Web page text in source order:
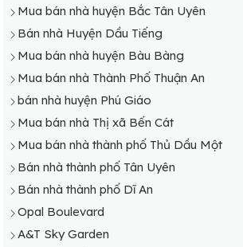
Mua bán nhà huyện Bắc Tân Uyên
Bán nhà Huyện Dầu Tiếng
Mua bán nhà huyện Bàu Bàng
Mua bán nhà Thành Phố Thuận An
bán nhà huyện Phú Giáo
Mua bán nhà Thị xã Bến Cát
Mua bán nhà thành phố Thủ Dầu Một
Bán nhà thành phố Tân Uyên
Bán nhà thành phố Dĩ An
Opal Boulevard
A&T Sky Garden